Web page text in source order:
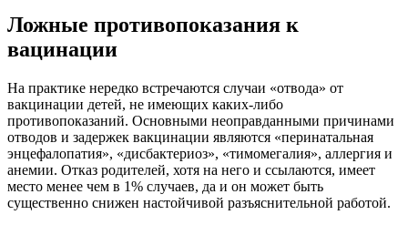
Ложные противопоказания к
вацинации
На практике нередко встречаются случаи «отвода» от
вакцинации детей, не имеющих каких-либо
противопоказаний. Основными неоправданными причинами
отводов и задержек вакцинации являются «перинатальная
энцефалопатия», «дисбактериоз», «тимомегалия», аллергия и
анемии. Отказ родителей, хотя на него и ссылаются, имеет
место менее чем в 1% случаев, да и он может быть
существенно снижен настойчивой разъяснительной работой.